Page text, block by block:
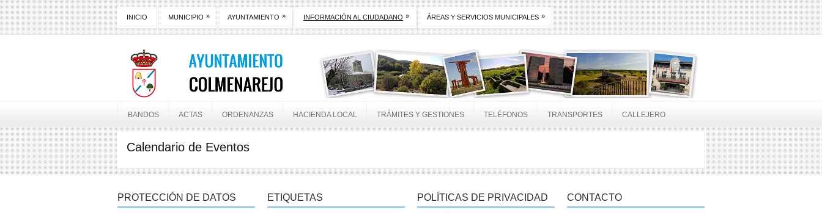
INICIO MUNICIPIO » AYUNTAMIENTO » INFORMACIÓN AL CIUDADANO » ÁREAS Y SERVICIOS MUNICIPALES »
BANDOS ACTAS ORDENANZAS HACIENDA LOCAL TRÁMITES Y GESTIONES TELÉFONOS TRANSPORTES CALLEJERO
Calendario de Eventos
PROTECCIÓN DE DATOS ETIQUETAS POLÍTICAS DE PRIVACIDAD CONTACTO